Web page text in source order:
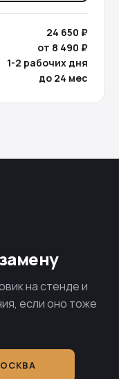
24 650 ₽
от 8 490 ₽
1-2 рабочих дня
до 24 мес
на стенде и
если оно тоже